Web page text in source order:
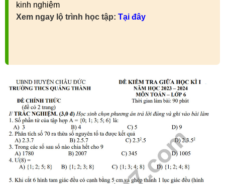
kinh nghiệm
Xem ngay lộ trình học tập: Tại đây